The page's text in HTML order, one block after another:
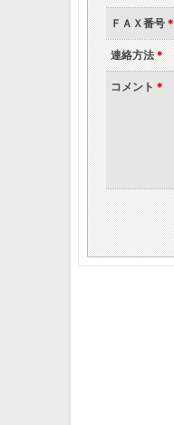
ＦＡＸ番号＊
連絡方法＊
コメント ＊